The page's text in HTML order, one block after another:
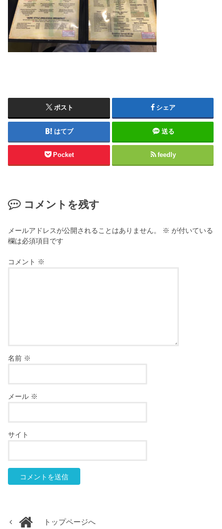
ポスト シェア
はてブ 送る
Pocket feedly
コメントを残す
メールアドレスが公開されることはありません。 ※ が付いている
欄は必須項目です
コメント ※
名前 ※
メール ※
サイト
トップページへ